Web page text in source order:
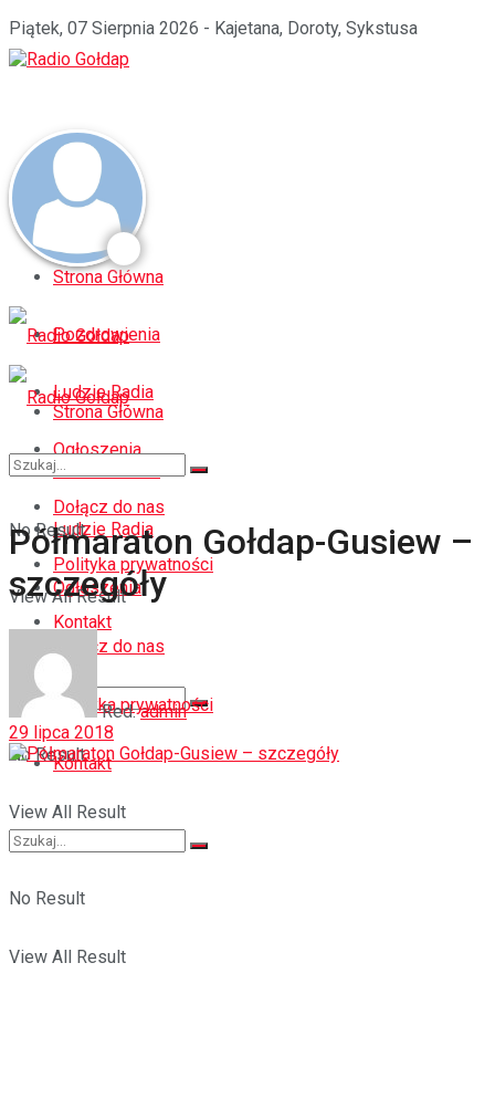
Piątek, 07 Sierpnia 2026 - Kajetana, Doroty, Sykstusa
Strona Główna
Pozdrowienia
Ludzie Radia
Ogłoszenia
Dołącz do nas
Polityka prywatności
Kontakt
No Result
View All Result
Strona Główna
Pozdrowienia
Ludzie Radia
Ogłoszenia
Dołącz do nas
Polityka prywatności
Kontakt
No Result
View All Result
No Result
View All Result
Półmaraton Gołdap-Gusiew –
szczegóły
Red. admin
29 lipca 2018